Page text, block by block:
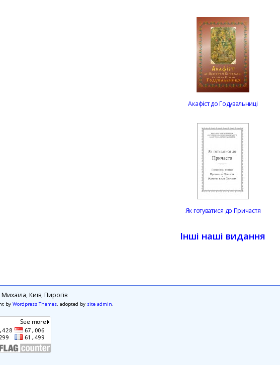
Акафіст до Годувальниці
Як готуватися до Причастя
Інші наші видання
Київ, Пирогів
by Wordpress Themes, adopted by site admin.